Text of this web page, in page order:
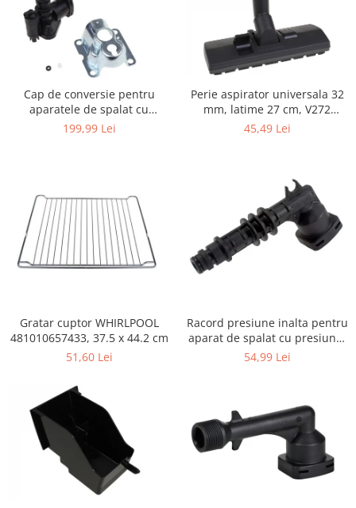
Igiena si ingrijire
Jucarii si Jocuri
Maternitate
Petshop
Accesorii animale de companie
Acvaristica
Castroane si adapatori animale
companie
Zgarzi, lese si hamuri
PC, Periferice & Software
Componente PC
Consumabile
Periferice PC
Retelistica & Supraveghere
Telecomenzi garaj
Sport & Activitati in aer liber
Accesorii antrenament
Accesorii Fitness
Accesorii sportive
Cap de conversie pentru
aparatele de spalat cu
presiune KARCHER K
199,99 Lei
Perie aspirator universala 32
mm, latime 27 cm, V272
ECONOMY
45,49 Lei
Gratar cuptor WHIRLPOOL
481010657433, 37.5 x 44.2 cm
51,60 Lei
Racord presiune inalta pentru
aparat de spalat cu presiune,
KARCHER 9.013-355.0, K4/K5
54,99 Lei